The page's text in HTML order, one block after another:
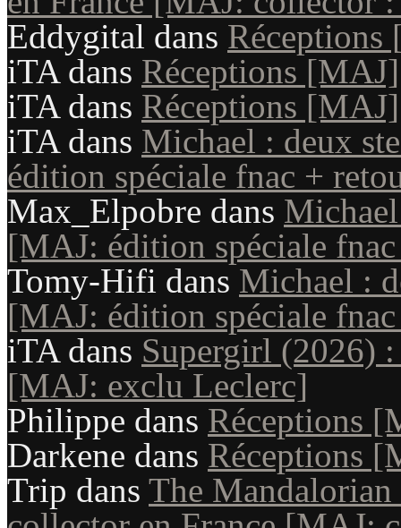
Eddygital dans
iTAdans Réceptions [MAJ]
iTAdans Réceptions [MAJ]
iTAdans Michael : deux
édition spéciale fnac +
Max_Elpobre dans
[MAJ: édition spéciale
Tomy-Hifi dans Michael :
[MAJ: édition spéciale
iTAdans Supergirl (2026)
[MAJ: exclu Leclerc]
Philippe dans Réceptions
Darkene dans Réceptions
Trip dans The